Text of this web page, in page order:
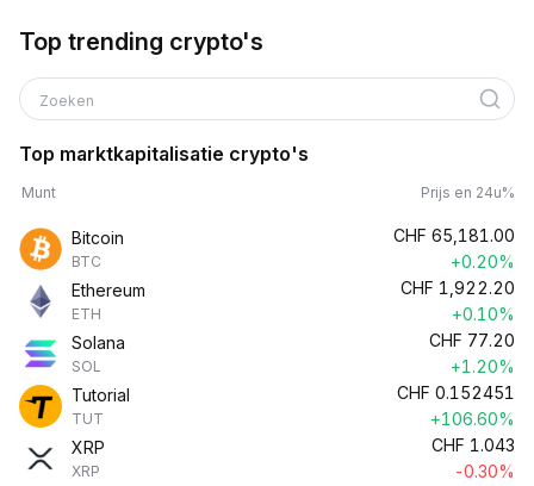
Top trending crypto's
Zoeken
Top marktkapitalisatie crypto's
Munt Prijs en 24u%
Bitcoin
BTC
CHF 65,181.00
+0.20%
Ethereum
ETH
CHF 1,922.20
+0.10%
Solana
SOL
CHF 77.20
+1.20%
Tutorial
TUT
CHF 0.152451
+106.60%
XRP
XRP
CHF 1.043
-0.30%